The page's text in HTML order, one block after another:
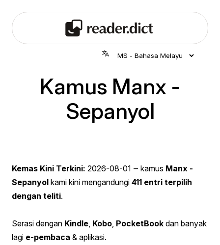
Kamus Manx -
Sepanyol
Kemas Kini Terkini: 2026-08-01 ‒ kamus Manx -
Sepanyol kami kini mengandungi 411 entri terpilih
dengan teliti.
Serasi dengan Kindle Kobo PocketBook dan banyak
lagi e-pembaca & aplikasi.